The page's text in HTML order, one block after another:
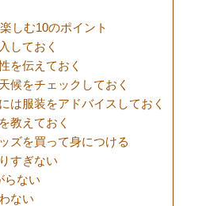
しむ10のポイント
しておく
を伝えておく
候をチェックしておく
は服装をアドバイスしておく
教えておく
ズを買って身につける
すぎない
らない
ない